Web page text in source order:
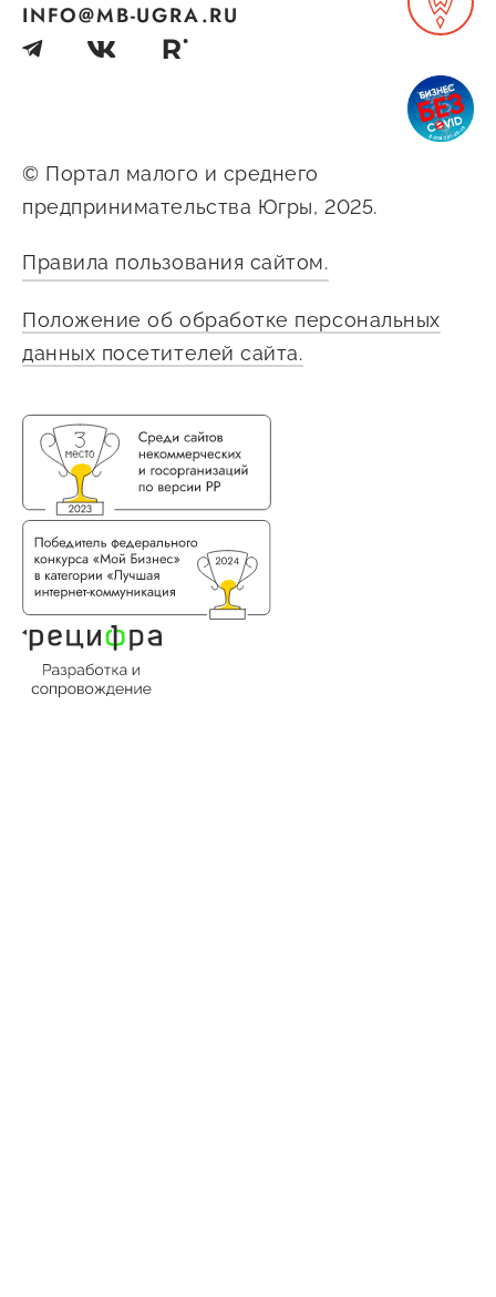
© Портал малого и среднего
предпринимательства Югры, 2025.
Правила пользования сайтом.
Положение об обработке персональных
данных посетителей сайта.
INFO@MB-UGRA.RU